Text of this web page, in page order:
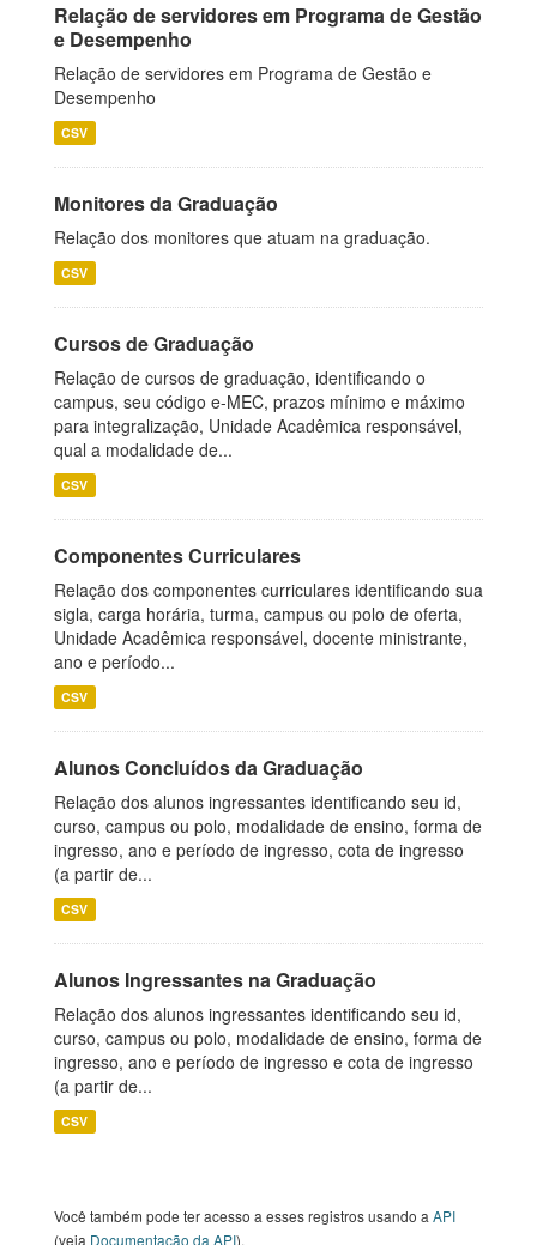
Relação de servidores em Programa de Gestão
e Desempenho
Relação de servidores em Programa de Gestão e
Desempenho
CSV
Monitores da Graduação
Relação dos monitores que atuam na graduação.
CSV
Cursos de Graduação
Relação de cursos de graduação, identificando o
campus, seu código e-MEC, prazos mínimo e máximo
para integralização, Unidade Acadêmica responsável,
qual a modalidade de...
CSV
Componentes Curriculares
Relação dos componentes curriculares identificando sua
sigla, carga horária, turma, campus ou polo de oferta,
Unidade Acadêmica responsável, docente ministrante,
ano e período...
CSV
Alunos Concluídos da Graduação
Relação dos alunos ingressantes identificando seu id,
curso, campus ou polo, modalidade de ensino, forma de
ingresso, ano e período de ingresso, cota de ingresso
(a partir de...
CSV
Alunos Ingressantes na Graduação
Relação dos alunos ingressantes identificando seu id,
curso, campus ou polo, modalidade de ensino, forma de
ingresso, ano e período de ingresso e cota de ingresso
(a partir de...
CSV
Você também pode ter acesso a esses registros usando a API
(veja Documentação da API).